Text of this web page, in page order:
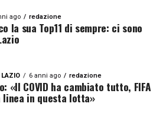
ago redazione
la sua Top11 di sempre: ci sono
LAZIO 6 anni ago redazione
«Il COVID ha cambiato tutto, FIFA
linea in questa lotta»